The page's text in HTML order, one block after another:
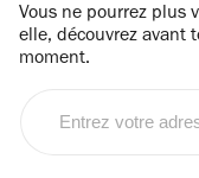
Vous ne pourrez plus
elle, découvrez avant
moment.